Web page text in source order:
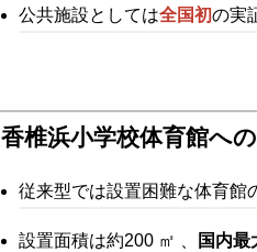
公共施設としては全国初の実
香椎浜小学校体育館へ
従来型では設置困難な体育館
設置面積は約200 ㎡ 、 国内最